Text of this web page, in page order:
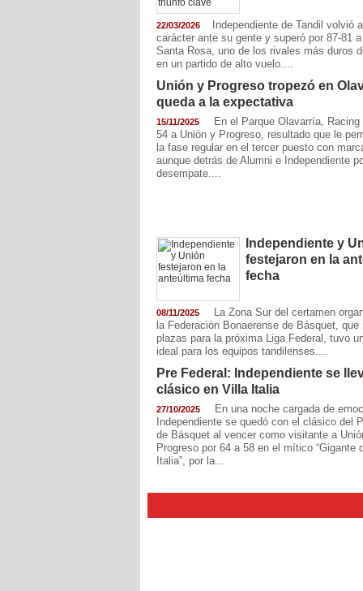
22/03/2026
Independiente de Tandil volvió
carácter ante su gente y superó por 87-81
Santa Rosa, uno de los rivales más duros
en un partido de alto vuelo....
Unión y Progreso tropezó en
queda a la expectativa
15/11/2025
En el Parque Olavarría, Racing
54 a Unión y Progreso, resultado que le
la fase regular en el tercer puesto con
aunque detrás de Alumni e Independiente
desempate....
Independiente y
festejaron en la
fecha
08/11/2025
La Zona Sur del certamen
la Federación Bonaerense de Básquet, que
plazas para la próxima Liga Federal, tuvo
ideal para los equipos tandilenses....
Pre Federal: Independiente se
clásico en Villa Italia
27/10/2025
En una noche cargada de
Independiente se quedó con el clásico del
de Básquet al vencer como visitante a
Progreso por 64 a 58 en el mítico “Gigante
Italia”, por la...